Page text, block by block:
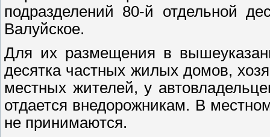
подразделений 80-й отдельной
Валуйское.
Для их размещения в
десятка частных жилых домов,
местных жителей, у
отдается внедорожникам. В
не принимаются.